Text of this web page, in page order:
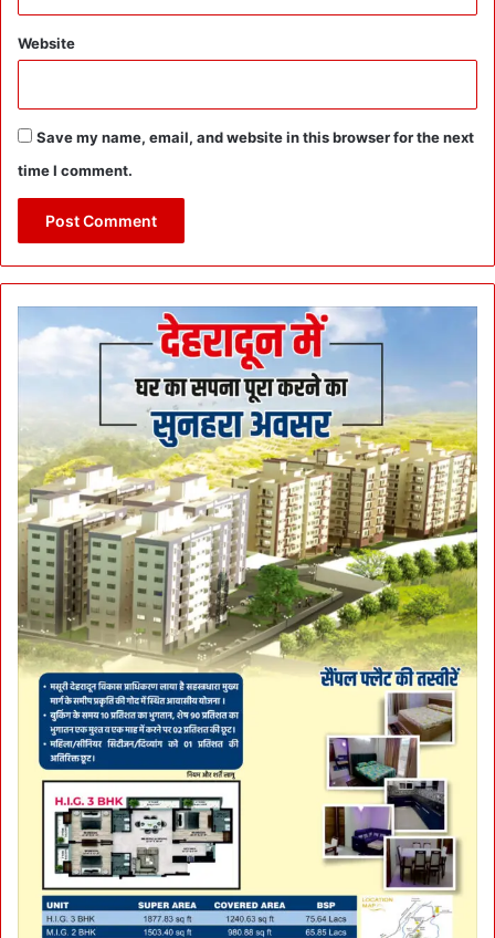
Website
Save my name, email, and website in this browser for the next
time I comment.